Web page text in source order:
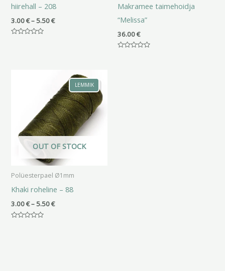
hiirehall – 208
3.00€–5.50€
Makramee taimehoidja
“Melissa”
36.00€
LEMMIK
OUT OF STOCK
Polüesterpael Ø1mm
Khaki roheline – 88
3.00€–5.50€
Hinnavahemik:
3.00 €
kuni
5.50 €